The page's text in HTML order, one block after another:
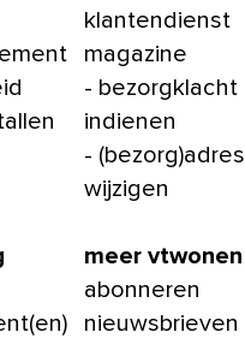
klantendienst
magazine
- bezorgklacht
indienen
- (bezorg)adres
wijzigen
meer vtwonen
abonneren
nieuwsbrieven